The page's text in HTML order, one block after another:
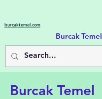
Burcak Temel
burcaktemel.com
Burcak Temel